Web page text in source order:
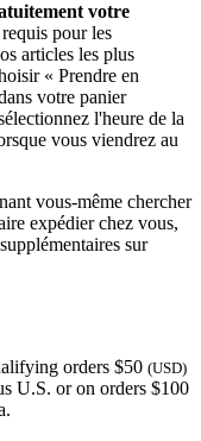
votre
pour les
articles les plus
« Prendre en
votre panier
l'heure de la
vous viendrez au
vous-même chercher
expédier chez vous,
sur
orders $50 (USD)
U.S. or on orders $100